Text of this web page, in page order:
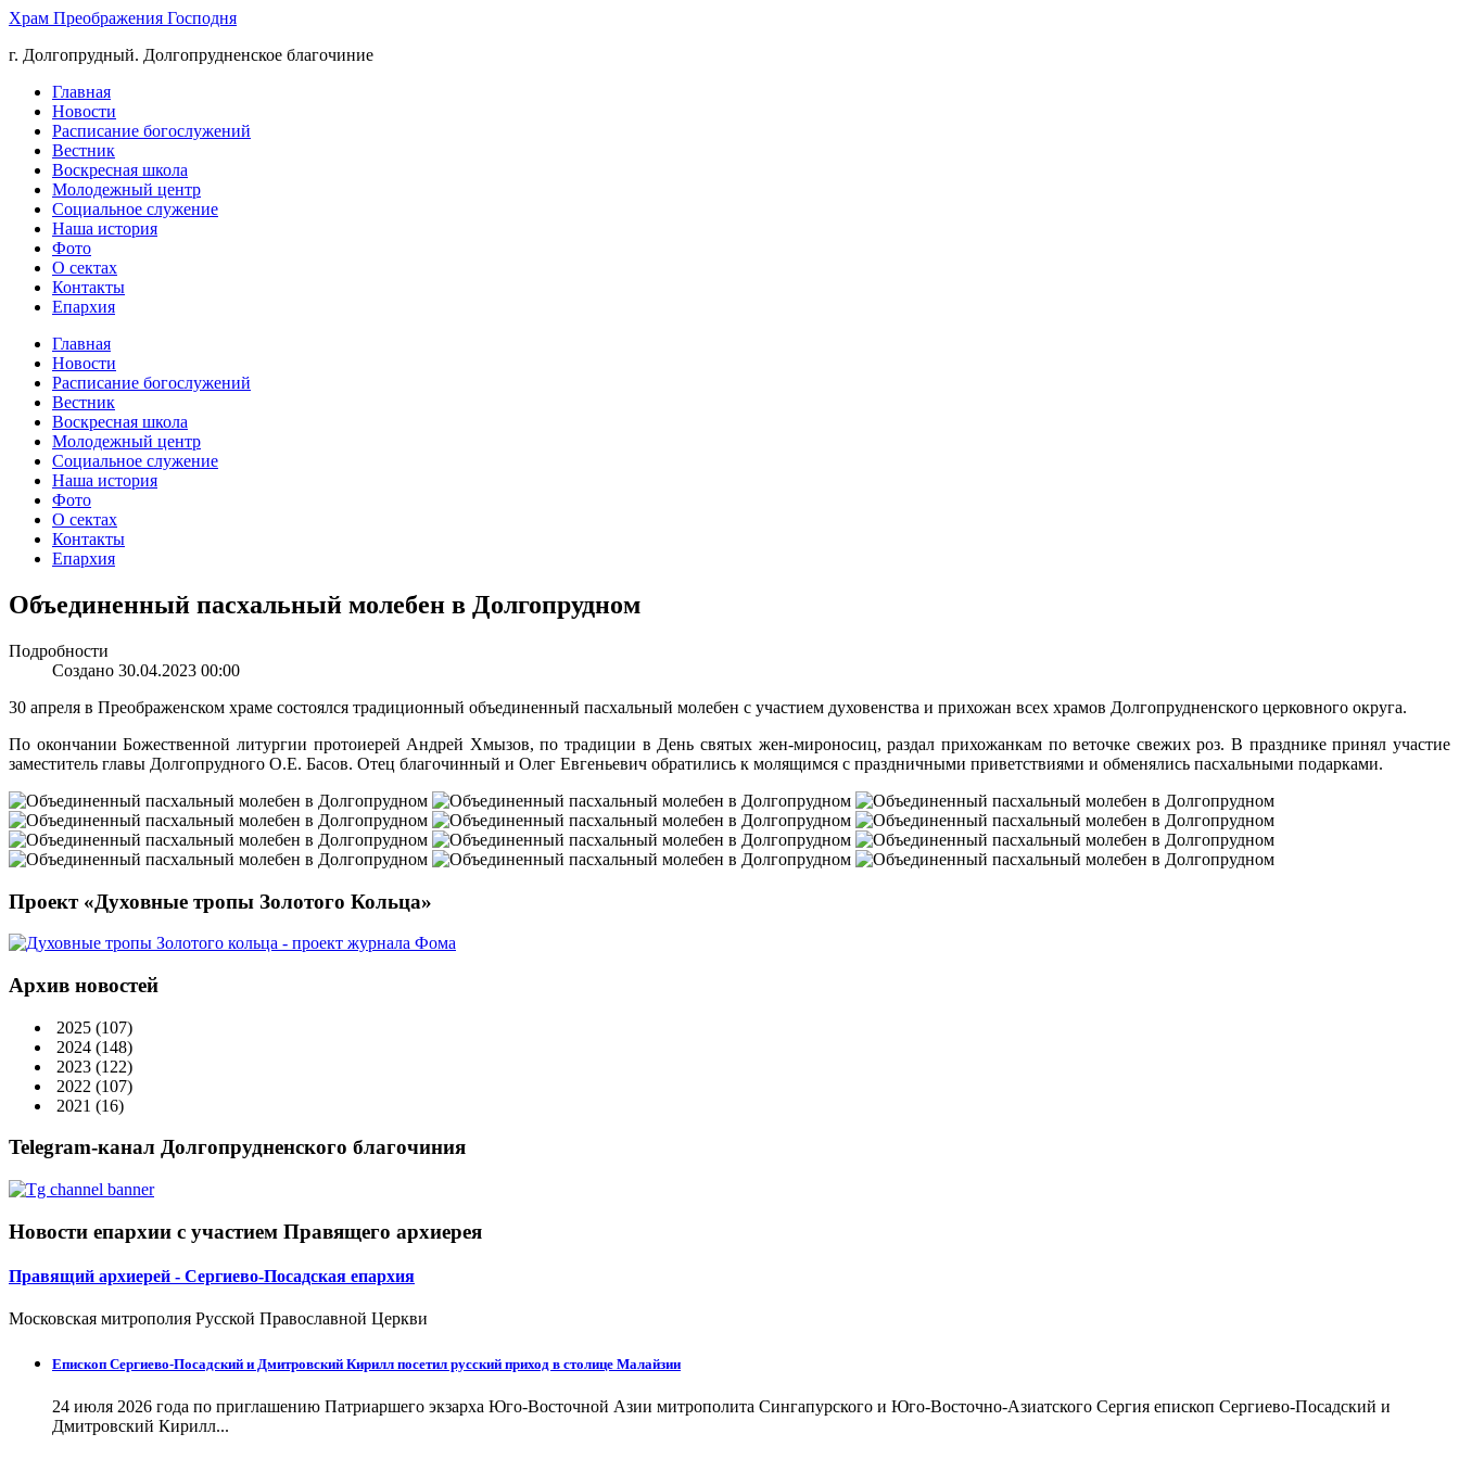
Храм Преображения Господня
г. Долгопрудный. Долгопрудненское благочиние
Главная
Новости
Расписание богослужений
Вестник
Воскресная школа
Молодежный центр
Социальное служение
Наша история
Фото
О сектах
Контакты
Епархия
Главная
Новости
Расписание богослужений
Вестник
Воскресная школа
Молодежный центр
Социальное служение
Наша история
Фото
О сектах
Контакты
Епархия
Объединенный пасхальный молебен в Долгопрудном
Подробности
Создано 30.04.2023 00:00
30 апреля в Преображенском храме состоялся традиционный объединенный пасхальный молебен с участием духовенства и прихожан всех храмов Долгопрудненского церковного округа.
По окончании Божественной литургии протоиерей Андрей Хмызов, по традиции в День святых жен-мироносиц, раздал прихожанкам по веточке свежих роз. В празднике принял участие
заместитель главы Долгопрудного О.Е. Басов. Отец благочинный и Олег Евгеньевич обратились к молящимся с праздничными приветствиями и обменялись пасхальными подарками.
Проект «Духовные тропы Золотого Кольца»
Архив новостей
2025 (107)
2024 (148)
2023 (122)
2022 (107)
2021 (16)
Telegram-канал Долгопрудненского благочиния
Новости епархии с участием Правящего архиерея
Правящий архиерей - Сергиево-Посадская епархия
Московская митрополия Русской Православной Церкви
Епископ Сергиево-Посадский и Дмитровский Кирилл посетил русский приход в столице Малайзии
24 июля 2026 года по приглашению Патриаршего экзарха Юго-Восточной Азии митрополита Сингапурского и Юго-Восточно-Азиатского Сергия епископ Сергиево-Посадский и
Дмитровский Кирилл...